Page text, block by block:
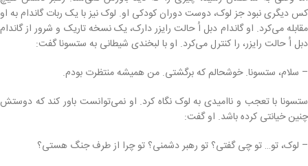
کس دیگری نبود جز لوک، دوست دوران کودکی او. لوک نیز با یک ربات گاندام به او
مقابله می‌کرد. او گاندام دبل اُ حالت رایزر دارک، یک نسخه تاریک و شرور از گاندام
دبل اُ حالت رایزر، را کنترل می‌کرد. او با لبخندی شیطانی به ستسونا گفت:
– سلام، ستسونا. خوشحالم که برگشتی. من همیشه منتظرت بودم.
ستسونا با تعجب و ناامیدی به لوک نگاه کرد. او نمی‌توانست باور کند که دوستش
چنین خیانتی کرده باشد. او گفت:
– لوک، تو… تو چی گفتی؟ تو رهبر دشمنی؟ تو چرا از طرف جنگ هستی؟